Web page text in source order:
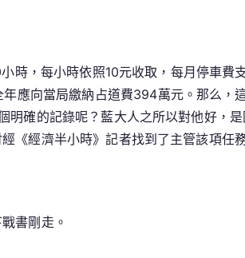
時，每小時依照10元收取，每月停車費
應向當局繳納占道費394萬元。那么，
明確的記錄呢？藍大人之所以對他好，
《經濟半小時》記者找到了主管該項任
書剛走。